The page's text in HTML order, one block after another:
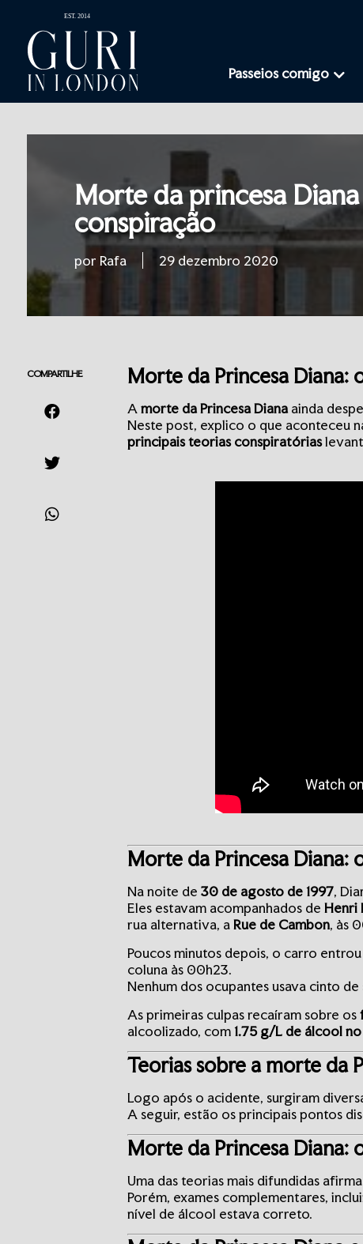
Passeios comigo
Morte da princesa
conspiração
por Rafa 29 dezembro 2020
COMPARTILHE Morte da Princesa Diana:
Amorte da Princesa Diana ainda
Neste post, explico o que aconteceu
principais teorias conspiratórias
Morte da Princesa Diana:
Na noite de30 de agosto de 1997,
Eles estavam acompanhados deHenri
rua alternativa, aRue de Cambon, às
Poucos minutos depois, o carro
coluna às 00h23.
Nenhum dos ocupantes usava cinto
As primeiras culpas recaíram sobre os
alcoolizado, com1.75 g/L de álcool
Teorias sobre a morte da
Logo após o acidente, surgiram
A seguir, estão os principais pontos
Morte da Princesa Diana:
Uma das teorias mais difundidas
Porém, exames complementares,
nível de álcool estava correto.